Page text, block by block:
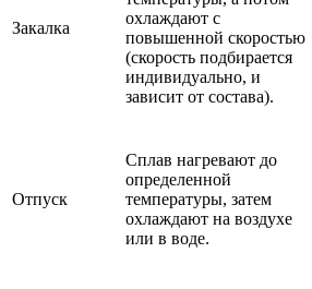
Закалка
охлаждают с
повышенной скоростью
(скорость подбирается
индивидуально, и
зависит от состава).
Отпуск
Сплав нагревают до
определенной
температуры, затем
охлаждают на воздухе
или в воде.